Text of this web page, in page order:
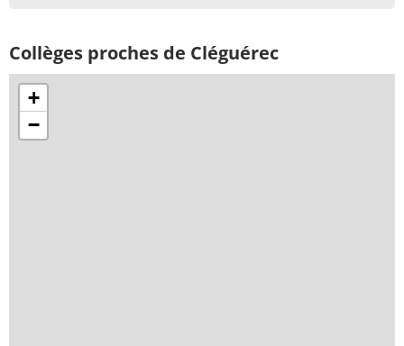
Collèges proches de Cléguérec
+
−